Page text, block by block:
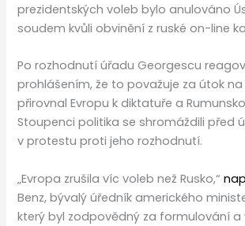
prezidentských voleb bylo anulováno
soudem kvůli obvinění z ruské on-line
Po rozhodnutí úřadu Georgescu
prohlášením, že to považuje za útok
přirovnal Evropu k diktatuře a
Stoupenci politika se shromáždili před
v protestu proti jeho rozhodnutí.
„Evropa zrušila víc voleb než Rusko,“
Benz, bývalý úředník amerického
který byl zodpovědný za formulování